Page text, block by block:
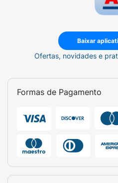
Baixar
Ofertas, novidades e
Formas de Pagamento